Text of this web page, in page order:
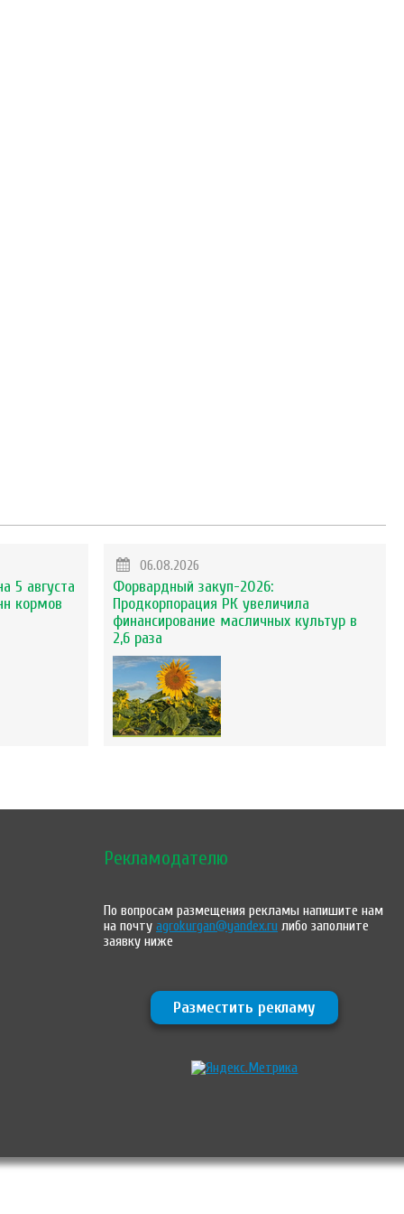
5 августа
кормов
06.08.2026
Форвардный закуп-2026:
Продкорпорация РК увеличила
финансирование масличных культур в
2,6 раза
Рекламодателю
По вопросам размещения рекламы напишите нам
на почтуagrokurgan@yandex.ru либо заполните
заявку ниже
Разместить рекламу